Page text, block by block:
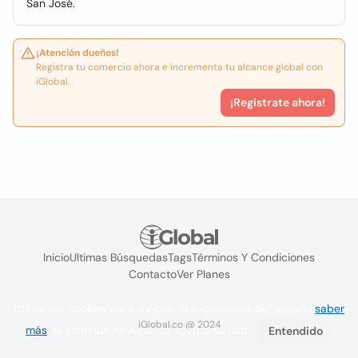
San José.
¡Atención dueños!
Registra tu comercio ahora e incrementa tu alcance global con
iGlobal.
¡Registrate ahora!
InicioUltimas BúsquedasTagsTérminos Y Condiciones
ContactoVer Planes
iGlobal.co @ 2024
saber
más . Si continúa navegando acepta su uso. Entendido